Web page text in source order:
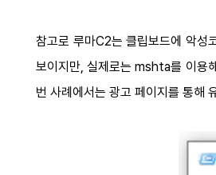
참고로 루마C2는 클립보드에 악성
보이지만, 실제로는 mshta를 이용
번 사례에서는 광고 페이지를 통해